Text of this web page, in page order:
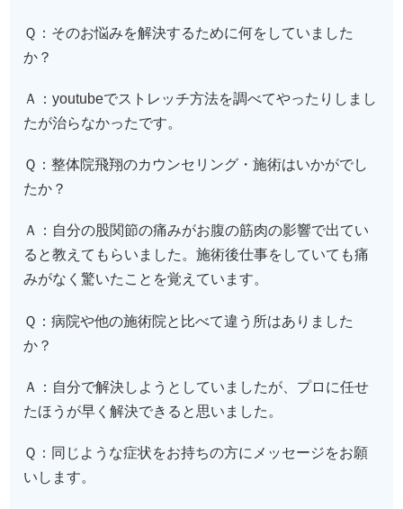
Ｑ：そのお悩みを解決するために何をしていました
か？
Ａ：youtubeでストレッチ方法を調べてやったりしまし
たが治らなかったです。
Ｑ：整体院飛翔のカウンセリング・施術はいかがでし
たか？
Ａ：自分の股関節の痛みがお腹の筋肉の影響で出てい
ると教えてもらいました。施術後仕事をしていても痛
みがなく驚いたことを覚えています。
Ｑ：病院や他の施術院と比べて違う所はありました
か？
Ａ：自分で解決しようとしていましたが、プロに任せ
たほうが早く解決できると思いました。
Ｑ：同じような症状をお持ちの方にメッセージをお願
いします。